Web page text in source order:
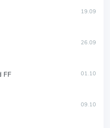
19.09
26.09
FF 01.10
09.10